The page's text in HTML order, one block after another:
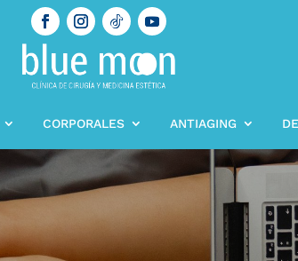
CORPORALES ANTIAGING